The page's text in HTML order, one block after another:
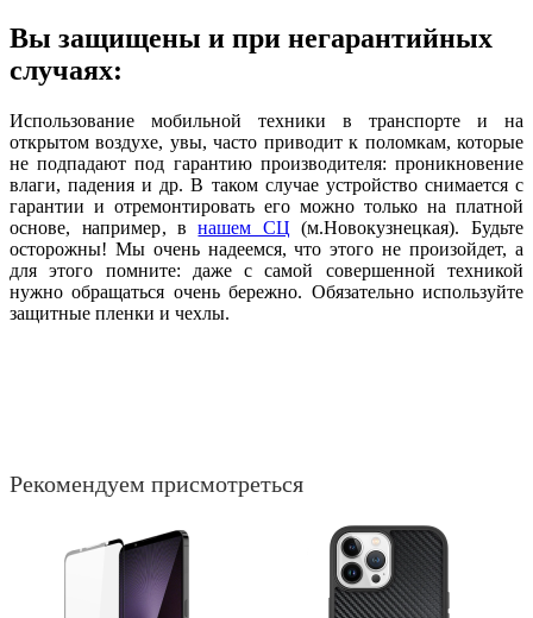
Вы защищены и при негарантийных
случаях:
Использование мобильной техники в транспорте и на
открытом воздухе, увы, часто приводит к поломкам, которые
не подпадают под гарантию производителя: проникновение
влаги, падения и др. В таком случае устройство снимается с
гарантии и отремонтировать его можно только на платной
основе, например, внашем СЦ (м.Новокузнецкая). Будьте
осторожны! Мы очень надеемся, что этого не произойдет, а
для этого помните: даже с самой совершенной техникой
нужно обращаться очень бережно. Обязательно используйте
защитные пленки и чехлы.
Рекомендуем присмотреться